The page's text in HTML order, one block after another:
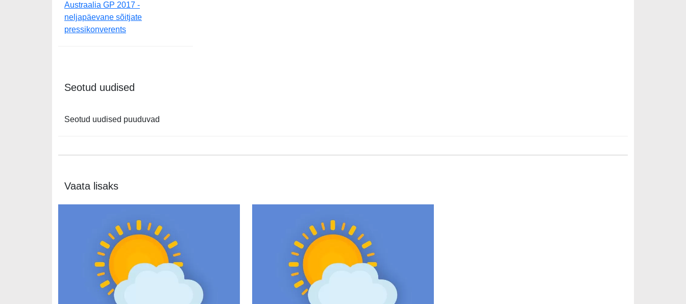
Austraalia GP 2017 -
neljapäevane sõitjate
pressikonverents
Seotud uudised
Seotud uudised puuduvad
Vaata lisaks